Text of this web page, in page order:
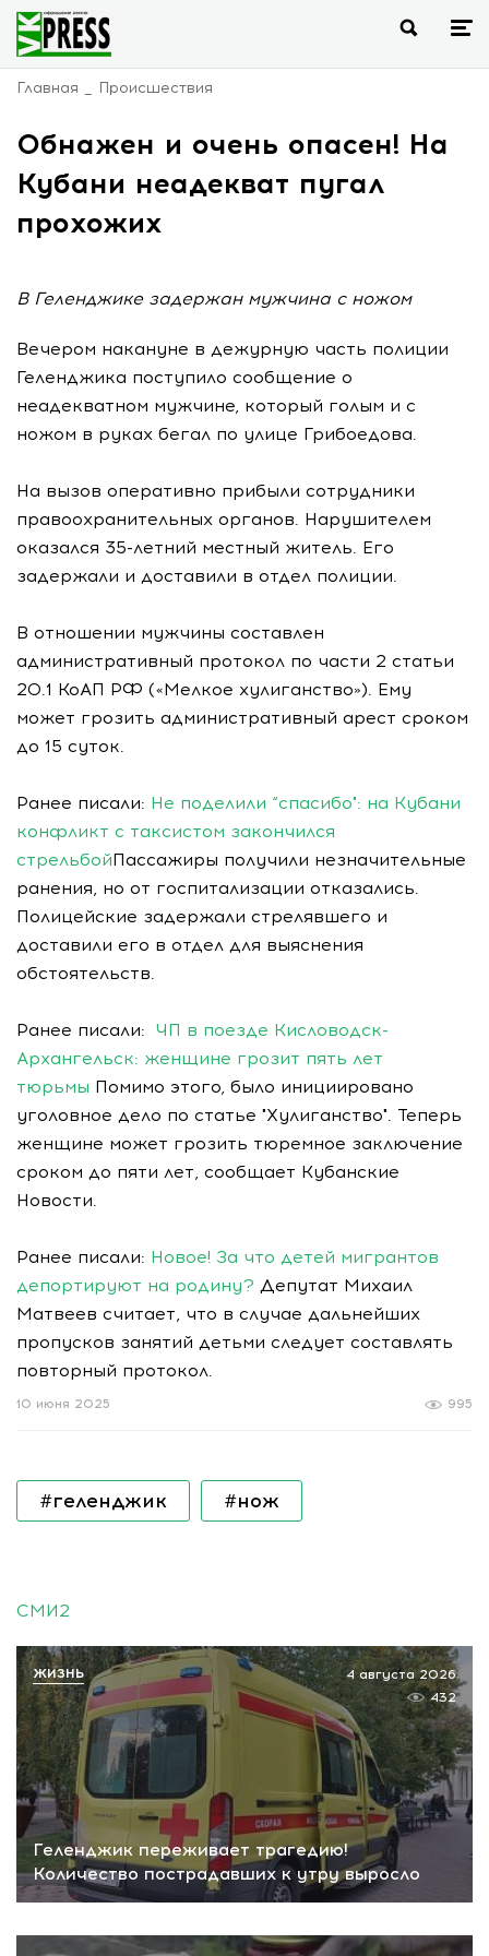
Главная Происшествия
Обнажен и очень опасен! На
Кубани неадекват пугал
прохожих
В Геленджике задержан мужчина с ножом
Вечером накануне в дежурную часть полиции
Геленджика поступило сообщение о
неадекватном мужчине, который голым и с
ножом в руках бегал по улице Грибоедова.
На вызов оперативно прибыли сотрудники
правоохранительных органов. Нарушителем
оказался 35-летний местный житель. Его
задержали и доставили в отдел полиции.
В отношении мужчины составлен
административный протокол по части 2 статьи
20.1 КоАП РФ («Мелкое хулиганство»). Ему
может грозить административный арест сроком
до 15 суток.
Ранее писали: Не поделили “спасибо": на Кубани
конфликт с таксистом закончился
стрельбойПассажиры получили незначительные
ранения, но от госпитализации отказались.
Полицейские задержали стрелявшего и
доставили его в отдел для выяснения
обстоятельств.
Ранее писали: ЧП в поезде Кисловодск-
Архангельск: женщине грозит пять лет
тюрьмы Помимо этого, было инициировано
уголовное дело по статье "Хулиганство". Теперь
женщине может грозить тюремное заключение
сроком до пяти лет, сообщает Кубанские
Новости.
Ранее писали: Новое! За что детей мигрантов
депортируют на родину? Депутат Михаил
Матвеев считает, что в случае дальнейших
пропусков занятий детьми следует составлять
повторный протокол.
995
10 июня 2025
#геленджик #нож
СМИ2
Геленджик переживает трагедию!
Количество пострадавших к утру выросло
4 августа 2026
432
ЖИЗНЬ